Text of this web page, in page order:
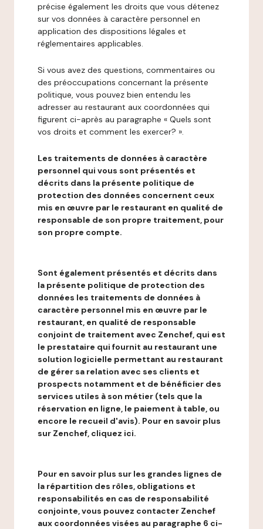
précise également les droits que vous détenez
sur vos données à caractère personnel en
application des dispositions légales et
réglementaires applicables.
Si vous avez des questions, commentaires ou
des préoccupations concernant la présente
politique, vous pouvez bien entendu les
adresser au restaurant aux coordonnées qui
figurent ci-après au paragraphe « Quels sont
vos droits et comment les exercer? ».
Les traitements de données à caractère
personnel qui vous sont présentés et
décrits dans la présente politique de
protection des données concernent ceux
mis en œuvre par le restaurant en qualité de
responsable de son propre traitement, pour
son propre compte.
Sont également présentés et décrits dans
la présente politique de protection des
données les traitements de données à
caractère personnel mis en œuvre par le
restaurant, en qualité de responsable
conjoint de traitement avec Zenchef, qui est
le prestataire qui fournit au restaurant une
solution logicielle permettant au restaurant
de gérer sa relation avec ses clients et
prospects notamment et de bénéficier des
services utiles à son métier (tels que la
réservation en ligne, le paiement à table, ou
encore le recueil d'avis). Pour en savoir plus
sur Zenchef, cliquez ici.
Pour en savoir plus sur les grandes lignes de
la répartition des rôles, obligations et
responsabilités en cas de responsabilité
conjointe, vous pouvez contacter Zenchef
aux coordonnées visées au paragraphe 6 ci-